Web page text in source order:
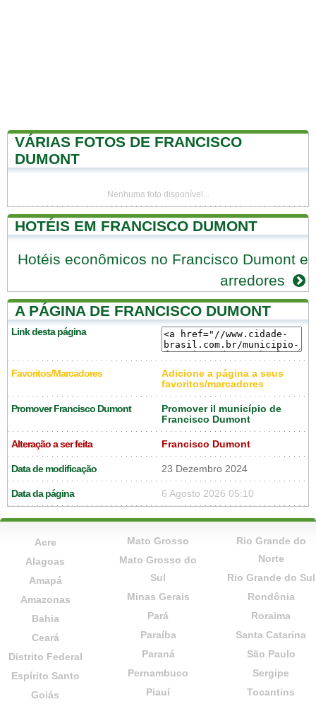
VÁRIAS FOTOS DE FRANCISCO
DUMONT
Nenhuma foto disponível...
HOTÉIS EM FRANCISCO DUMONT
Hotéis econômicos no Francisco Dumont e
arredores
A PÁGINA DE FRANCISCO DUMONT
Link desta página
Favoritos/Marcadores
Adicione a página a seus
favoritos/marcadores
Promover Francisco Dumont
Promover il município de
Francisco Dumont
Alteração a ser feita Francisco Dumont
Data de modificação 23 Dezembro 2024
Data da página 6 Agosto 2026 05:10
Acre
Alagoas
Amapá
Amazonas
Bahia
Ceará
Distrito Federal
Espírito Santo
Goiás
Mato Grosso
Mato Grosso do
Sul
Minas Gerais
Pará
Paraíba
Paraná
Pernambuco
Piauí
Rio Grande do
Norte
Rio Grande do Sul
Rondônia
Roraima
Santa Catarina
São Paulo
Sergipe
Tocantins